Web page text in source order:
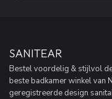
SANITEAR
Bestel voordelig & stijlvol
beste badkamer winkel van
geregistreerde design